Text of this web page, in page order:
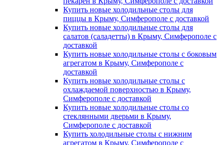
Купить новые холодильные столы для
пиццы в Крыму, Симферополе с доставкой
Купить новые холодильные столы для
салатов (саладетты) в Крыму, Симферополе с
доставкой
Купить новые холодильные столы с боковым
агрегатом в Крыму, Симферополе с
доставкой
Купить новые холодильные столы с
охлаждаемой поверхностью в Крыму,
Симферополе с доставкой
Купить новые холодильные столы со
стеклянными дверьми в Крыму,
Симферополе с доставкой
Купить холодильные столы с нижним
агрегатом в Крыму, Симферополе с